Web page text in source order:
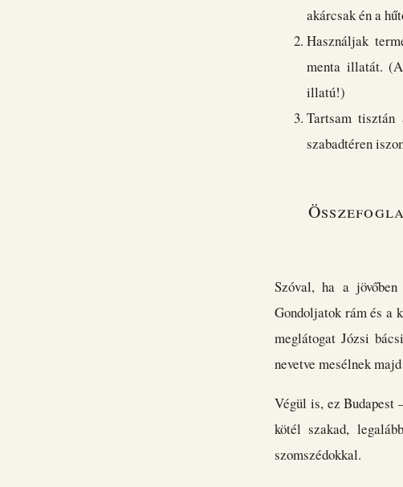
akárcsak én a
Használjak
menta illatát.
illatú!)
Tartsam tisztán
szabadtéren
Szóval, ha a
Gondoljatok rám és a
meglátogat Józsi
nevetve mesélnek
Végül is, ez Budapest
kötél szakad,
szomszédokkal.